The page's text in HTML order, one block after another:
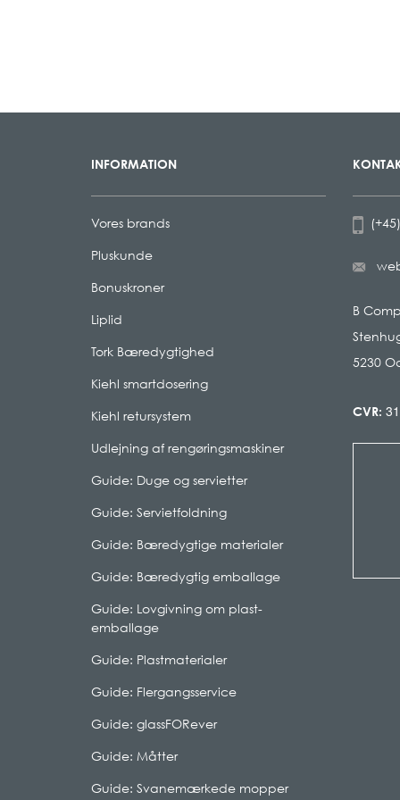
INFORMATION
Vores brands
Pluskunde
Bonuskroner
Liplid
Tork Bæredygtighed
Kiehl smartdosering
Kiehl retursystem
Udlejning af rengøringsmaskiner
Guide: Duge og servietter
Guide: Servietfoldning
Guide: Bæredygtige materialer
Guide: Bæredygtig emballage
Guide: Lovgivning om plast-
emballage
Guide: Plastmaterialer
Guide: Flergangsservice
Guide: glassFORever
Guide: Måtter
Guide: Svanemærkede mopper
B
5230
CVR: